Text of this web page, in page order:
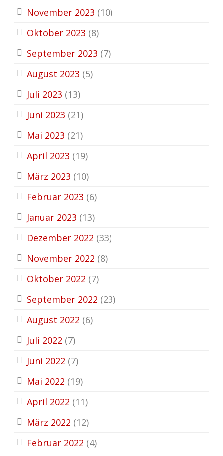
November 2023 (10)
Oktober 2023 (8)
September 2023 (7)
August 2023 (5)
Juli 2023 (13)
Juni 2023 (21)
Mai 2023 (21)
April 2023 (19)
März 2023 (10)
Februar 2023 (6)
Januar 2023 (13)
Dezember 2022 (33)
November 2022 (8)
Oktober 2022 (7)
September 2022 (23)
August 2022 (6)
Juli 2022 (7)
Juni 2022 (7)
Mai 2022 (19)
April 2022 (11)
März 2022 (12)
Februar 2022 (4)